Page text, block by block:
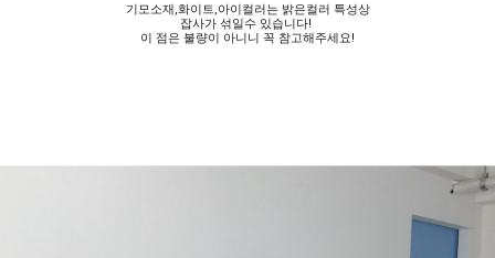
기모소재,화이트,아이컬러는 밝은컬러 특성상
잡사가 섞일수 있습니다!
이 점은 불량이 아니니 꼭 참고해주세요!